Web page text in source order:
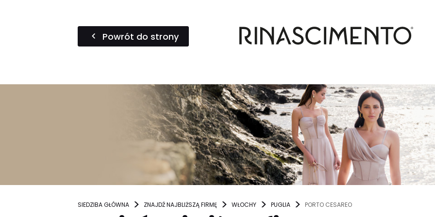
Powrót do strony
SIEDZIBA GŁÓWNA ZNAJDŹ NAJBLIŻSZĄ FIRMĘ WŁOCHY PUGLIA PORTO CESAREO